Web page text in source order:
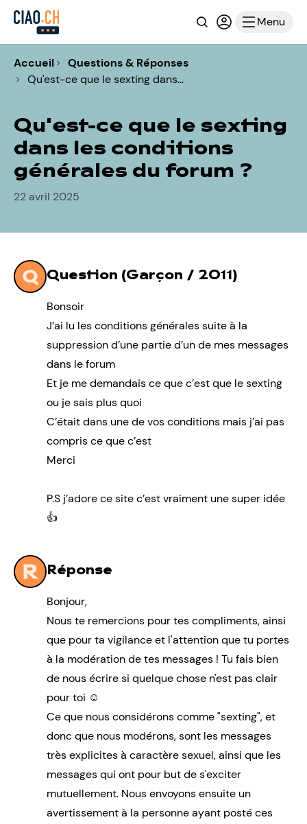
RechercheConnexion
Menu
Accueil
Questions & Réponses
Qu'est-ce que le sexting dans…
Qu'est-ce que le sexting
dans les conditions
générales du forum ?
22 avril 2025
Question (Garçon / 2011)
Bonsoir
J’ai lu les conditions générales suite à la
suppression d’une partie d’un de mes messages
dans le forum
Et je me demandais ce que c’est que le sexting
ou je sais plus quoi
C’était dans une de vos conditions mais j’ai pas
compris ce que c’est
Merci
P.S j’adore ce site c’est vraiment une super idée
👍
Réponse
Bonjour,
Nous te remercions pour tes compliments, ainsi
que pour ta vigilance et l'attention que tu portes
à la modération de tes messages ! Tu fais bien
de nous écrire si quelque chose n'est pas clair
pour toi ☺️
Ce que nous considérons comme "sexting", et
donc que nous modérons, sont les messages
très explicites à caractère sexuel, ainsi que les
messages qui ont pour but de s'exciter
mutuellement. Nous envoyons ensuite un
avertissement à la personne ayant posté ces